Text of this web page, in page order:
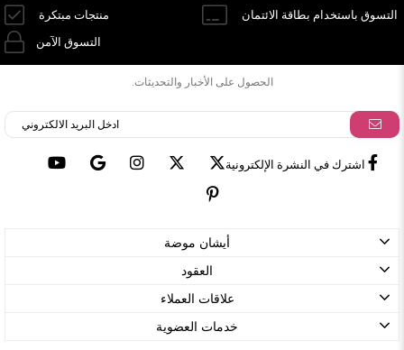
منتجات مبتكرة
التسوق باستخدام بطاقة الائتمان
التسوق الآمن
الحصول على الأخبار والتحديثات.
اشترك في النشرة الإلكترونية
أيشان موضة
العقود
علاقات العملاء
خدمات العضوية